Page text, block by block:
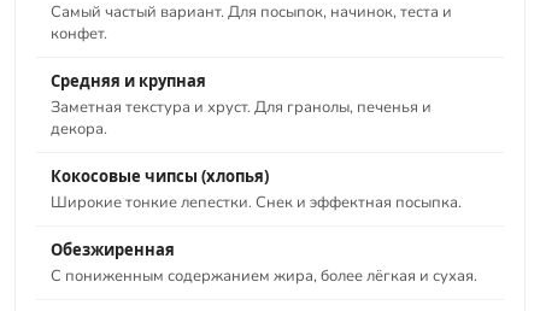
Самый частый вариант. Для посыпок, начинок, теста и
конфет.
Средняя и крупная
Заметная текстура и хруст. Для гранолы, печенья и
декора.
Кокосовые чипсы (хлопья)
Широкие тонкие лепестки. Снек и эффектная посыпка.
Обезжиренная
С пониженным содержанием жира, более лёгкая и сухая.